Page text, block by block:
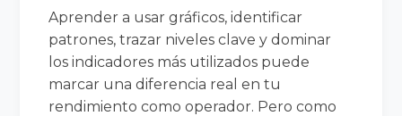
Aprender a usar gráficos, identificar
patrones, trazar niveles clave y dominar
los indicadores más utilizados puede
marcar una diferencia real en tu
rendimiento como operador. Pero como